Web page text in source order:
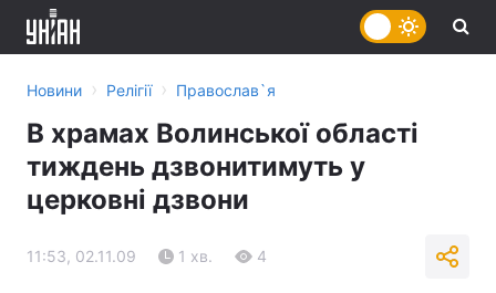
Новини › Релігії › Православ`я
В храмах Волинської області
тиждень дзвонитимуть у
церковні дзвони
11:53, 02.11.09 1 хв. 4